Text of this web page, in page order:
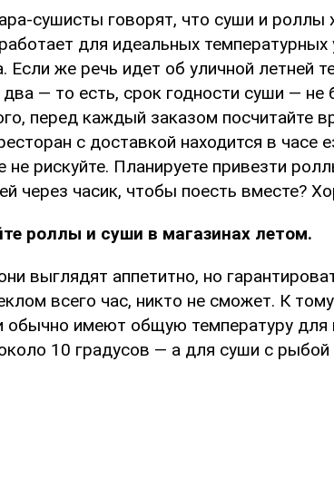
сушисты говорят, что суши и роллы
для идеальных температурных
Если же речь идет об уличной летней
— то есть, срок годности суши — не
перед каждый заказом посчитайте
с доставкой находится в часе
не рискуйте. Планируете привезти
через часик, чтобы поесть вместе?
роллы и суши в магазинах летом.
выглядят аппетитно, но
всего час, никто не сможет. К
обычно имеют общую температуру для
10 градусов — а для суши с рыбой